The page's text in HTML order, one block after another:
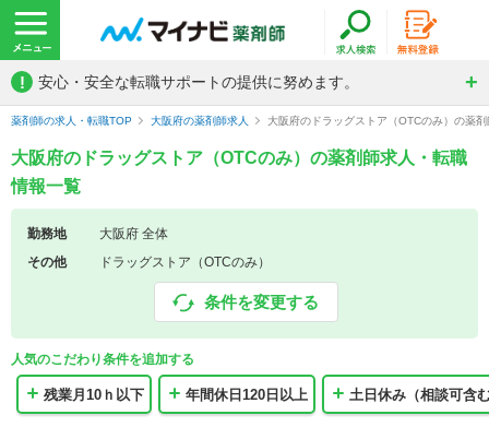
! 安心・安全な転職サポートの提供に努めます。
薬剤師の求人・転職TOP 大阪府の薬剤師求人 大阪府のドラッグストア（OTCのみ）の薬
大阪府のドラッグストア（OTCのみ）の薬剤師求人・転職
情報一覧
勤務地
大阪府 全体
その他
ドラッグストア（OTCのみ）
条件を変更する
人気のこだわり条件を追加する
残業月10ｈ以下 年間休日120日以上 土日休み（相談可含